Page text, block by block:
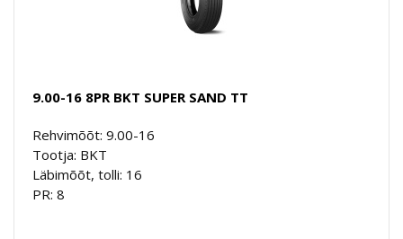
9.00-16 8PR BKT SUPER SAND TT
Rehvimõõt: 9.00-16
Tootja: BKT
Läbimõõt, tolli: 16
PR: 8